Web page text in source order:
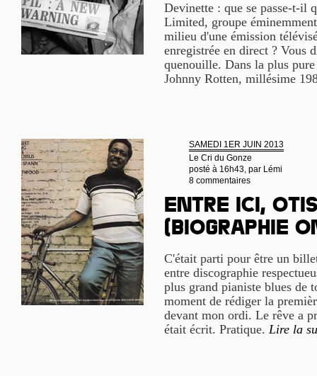
Devinette : que se passe-t-il
Limited, groupe
milieu d'une émission
enregistrée en direct ? Vous
quenouille. Dans la plus
Johnny Rotten, millésime
SAMEDI 1ER JUIN 2013
Le Cri du Gonze
posté à 16h43, par Lémi
8 commentaires
Entre ici,
(biographie
C'était parti pour être un
entre discographie
plus grand pianiste blues de
moment de rédiger la
devant mon ordi. Le rêve a
était écrit. Pratique. Lire la